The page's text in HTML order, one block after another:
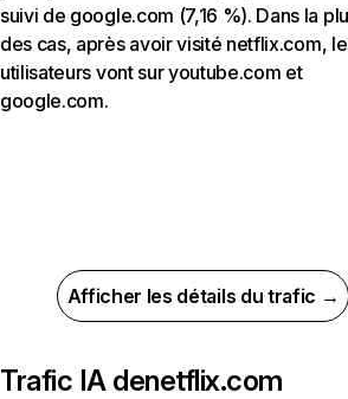
suivi de google.com (7,16 %). Dans la
des cas, après avoir visité netflix.com,
utilisateurs vont sur youtube.com et
google.com.
Afficher les détails du trafic →
Trafic IA denetflix.com